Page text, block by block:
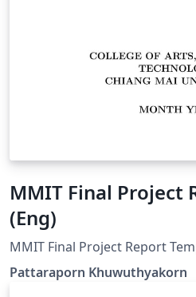
MMIT Final Project
(Eng)
MMIT Final Project Report
Pattaraporn Khuwuthyakorn